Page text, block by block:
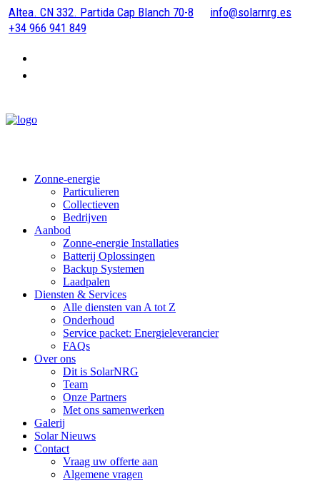
Altea. CN 332. Partida Cap Blanch 70-8
info@solarnrg.es
+34 966 941 849
Zonne-energie
Particulieren
Collectieven
Bedrijven
Aanbod
Zonne-energie Installaties
Batterij Oplossingen
Backup Systemen
Laadpalen
Diensten & Services
Alle diensten van A tot Z
Onderhoud
Service packet: Energieleverancier
FAQs
Over ons
Dit is SolarNRG
Team
Onze Partners
Met ons samenwerken
Galerij
Solar Nieuws
Contact
Vraag uw offerte aan
Algemene vragen